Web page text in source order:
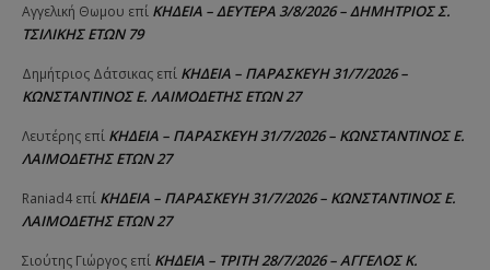
Αγγελική Θωμου επί ΚΗΔΕΙΑ – ΔΕΥΤΕΡΑ 3/8/2026 – ΔΗΜΗΤΡΙΟΣ Σ.
ΤΣΙΛΙΚΗΣ ΕΤΩΝ 79
Δημήτριος Δάτσικας επί ΚΗΔΕΙΑ – ΠΑΡΑΣΚΕΥΗ 31/7/2026 –
ΚΩΝΣΤΑΝΤΙΝΟΣ Ε. ΛΑΙΜΟΔΕΤΗΣ ΕΤΩΝ 27
Λευτέρης επί ΚΗΔΕΙΑ – ΠΑΡΑΣΚΕΥΗ 31/7/2026 – ΚΩΝΣΤΑΝΤΙΝΟΣ Ε.
ΛΑΙΜΟΔΕΤΗΣ ΕΤΩΝ 27
Raniad4 επί ΚΗΔΕΙΑ – ΠΑΡΑΣΚΕΥΗ 31/7/2026 – ΚΩΝΣΤΑΝΤΙΝΟΣ Ε.
ΛΑΙΜΟΔΕΤΗΣ ΕΤΩΝ 27
Σιούτης Γιώργος επί ΚΗΔΕΙΑ – ΤΡΙΤΗ 28/7/2026 – ΑΓΓΕΛΟΣ Κ.